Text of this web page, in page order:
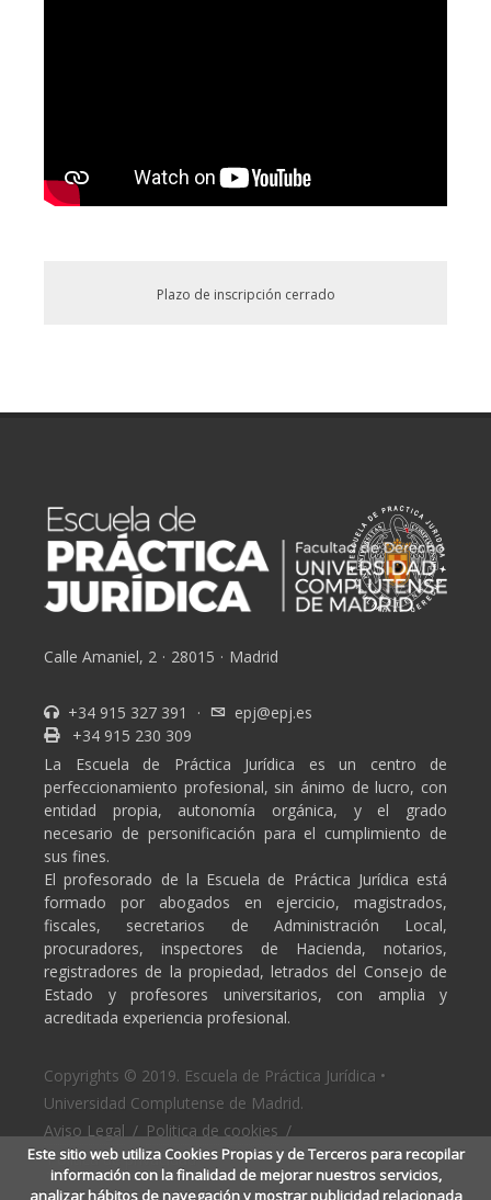
Plazo de inscripción cerrado
Calle Amaniel, 2 · 28015 · Madrid
+34 915 327 391 ·
epj@epj.es
+34 915 230 309
La Escuela de Práctica Jurídica es un centro de
perfeccionamiento profesional, sin ánimo de lucro, con
entidad propia, autonomía orgánica, y el grado
necesario de personificación para el cumplimiento de
sus fines.
El profesorado de la Escuela de Práctica Jurídica está
formado por abogados en ejercicio, magistrados,
fiscales, secretarios de Administración Local,
procuradores, inspectores de Hacienda, notarios,
registradores de la propiedad, letrados del Consejo de
Estado y profesores universitarios, con amplia y
acreditada experiencia profesional.
Copyrights © 2019. Escuela de Práctica Jurídica •
Universidad Complutense de Madrid.
Aviso Legal / Politica de cookies /
Politica de privacidad
Este sitio web utiliza Cookies Propias y de Terceros para recopilar
información con la finalidad de mejorar nuestros servicios,
analizar hábitos de navegación y mostrar publicidad relacionada